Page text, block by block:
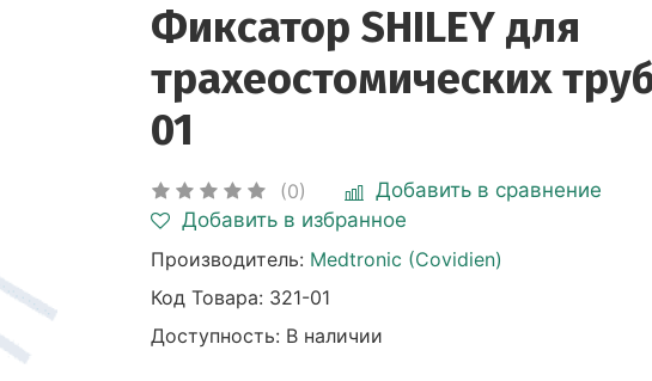
Фиксатор SHILEY для
трахеостомических
01
(0)
Добавить в сравнение
Добавить в избранное
Производитель: Medtronic (Covidien)
Код Товара: 321-01
Доступность: В наличии